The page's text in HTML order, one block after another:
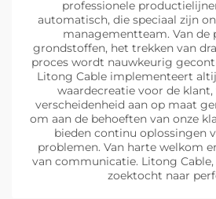
professionele
automatisch, die speciaal zijn
managementteam. Van de
grondstoffen, het trekken van
proces wordt nauwkeurig
Litong Cable implementeert
waardecreatie voor de klant,
verscheidenheid aan op maat
om aan de behoeften van onze
bieden continu oplossingen
problemen. Van harte welkom
van communicatie. Litong
zoektocht naar